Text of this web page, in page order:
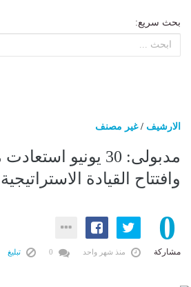
بحث سريع:
الارشيف /غير مصنف
مدبولى: 30 يونيو
وافتتاح القيادة
0
مشاركة منذ شهر واحد تبليغ